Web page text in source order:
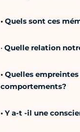
• Quels sont ces
•Quelle relation
• Quelles
comportements?
• Y a-t -il une